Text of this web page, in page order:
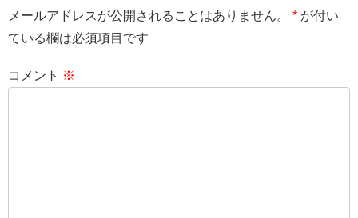
メールアドレスが公開されることはありません。 * が付い
ている欄は必須項目です
コメント ※